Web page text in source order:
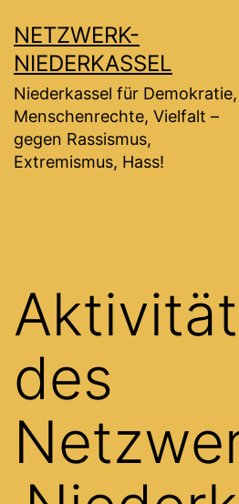
Inhalt
springen
NETZWERK-
NIEDERKASSEL
Niederkassel für Demokratie,
Menschenrechte, Vielfalt –
gegen Rassismus,
Extremismus, Hass!
des